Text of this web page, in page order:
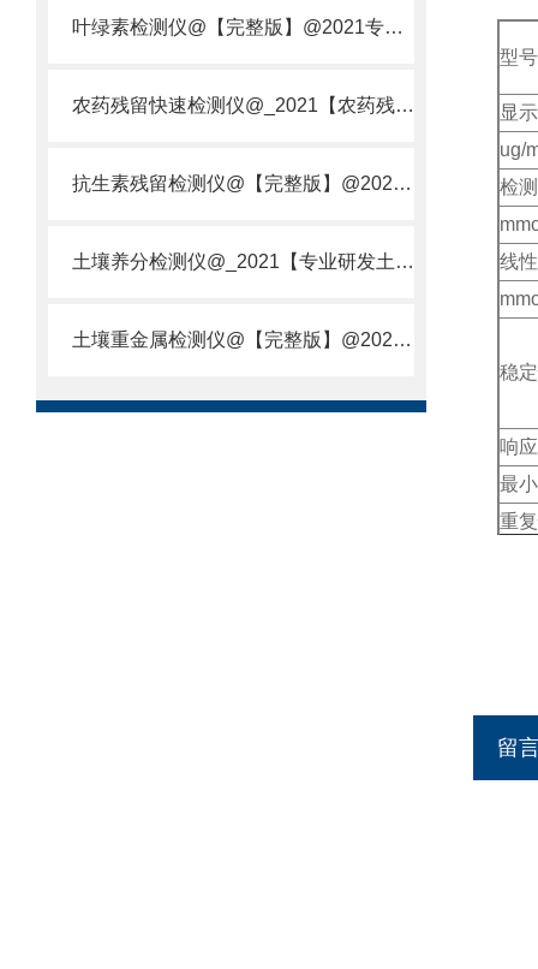
叶绿素检测仪@【完整版】@2021专业叶绿素检测仪器仪表
农药残留快速检测仪@_2021【农药残留检测仪器仪表DE原理】
抗生素残留检测仪@【完整版】@2021专业抗生素残留检测仪器仪表
土壤养分检测仪@_2021【专业研发土壤养分快速检测仪器仪表厂】
土壤重金属检测仪@【完整版】@2021专业土壤重金属快速检测仪器仪表
型号
显
ug/
检
线
稳
响
最
重
连
留